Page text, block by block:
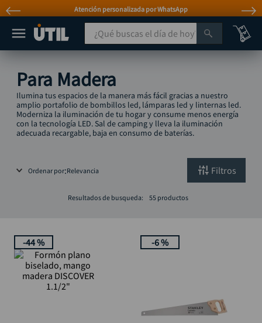
Atención personalizada por WhatsApp
¿Qué buscas el día de hoy?
Para Madera
Ilumina tus espacios de la manera más fácil gracias a nuestro
amplio portafolio de bombillos led, lámparas led y linternas led.
Moderniza la iluminación de tu hogar y consume menos energía
con la tecnología LED. Sal de camping y lleva la iluminación
adecuada recargable, baja en consumo de baterías.
Ordenar por Relevancia Filtros
Resultados de busqueda: 55 productos
-44 % -6 %
taladro
taladros pulidoras
compresor
sierra circular
taladro inalámbrico
llave impacto